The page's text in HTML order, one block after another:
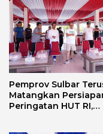
Pemprov Sulbar
Matangkan
Peringatan HUT RI,